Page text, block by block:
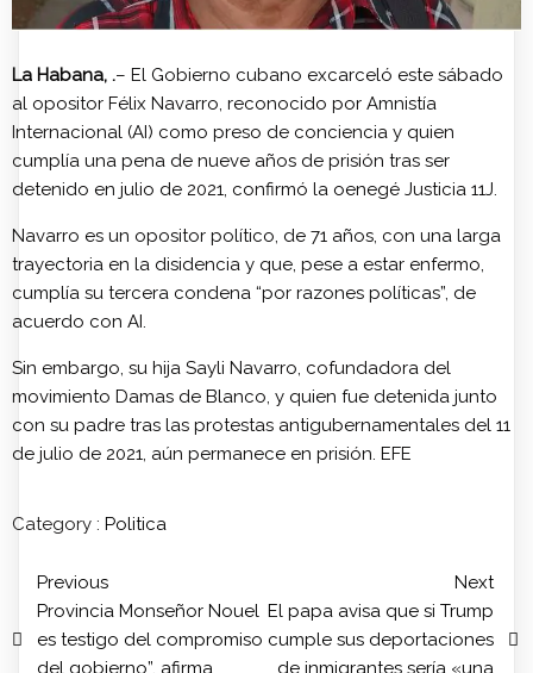
La Habana, .– El Gobierno cubano excarceló este sábado
al opositor Félix Navarro, reconocido por Amnistía
Internacional (AI) como preso de conciencia y quien
cumplía una pena de nueve años de prisión tras ser
detenido en julio de 2021, confirmó la oenegé Justicia 11J.
Navarro es un opositor político, de 71 años, con una larga
trayectoria en la disidencia y que, pese a estar enfermo,
cumplía su tercera condena “por razones políticas”, de
acuerdo con AI.
Sin embargo, su hija Sayli Navarro, cofundadora del
movimiento Damas de Blanco, y quien fue detenida junto
con su padre tras las protestas antigubernamentales del 11
de julio de 2021, aún permanece en prisión. EFE
Category : Politica
Previous
Provincia Monseñor Nouel
es testigo del compromiso
del gobierno”, afirma
Next
El papa avisa que si Trump
cumple sus deportaciones
de inmigrantes sería «una